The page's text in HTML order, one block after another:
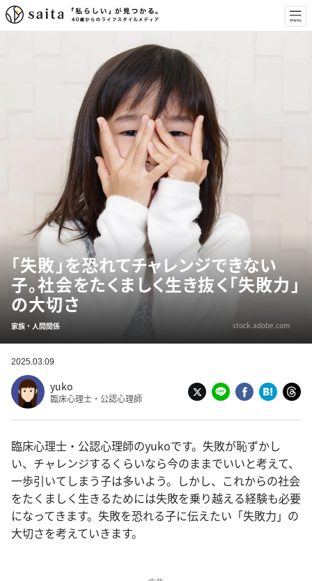
「失敗」を恐れてチャレンジできない
子。社会をたくましく生き抜く「失敗力」
の大切さ
家族・人間関係 stock.adobe.com
2025.03.09
yuko
臨床心理士・公認心理師
臨床心理士・公認心理師のyukoです。失敗が恥ずかし
い、チャレンジするくらいなら今のままでいいと考えて、
一歩引いてしまう子は多いよう。しかし、これからの社会
をたくましく生きるためには失敗を乗り越える経験も必要
になってきます。失敗を恐れる子に伝えたい「失敗力」の
大切さを考えていきます。